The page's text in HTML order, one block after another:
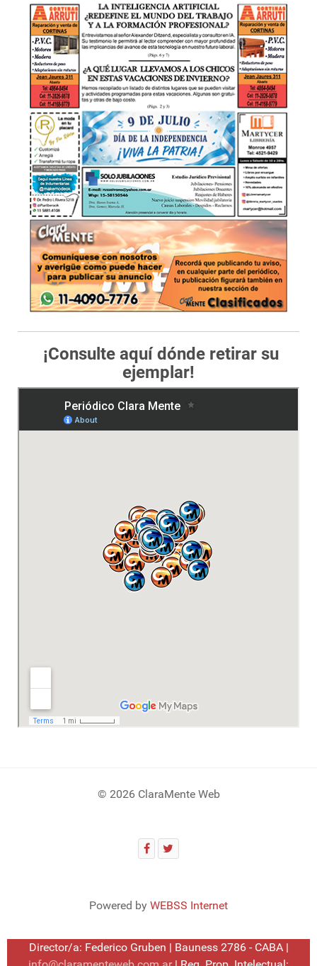
¡Consulte aquí dónde retirar su
ejemplar!
© 2026 ClaraMente Web
Powered by WEBSS Internet
Director/a: Federico Gruben | Bauness 2786 - CABA |